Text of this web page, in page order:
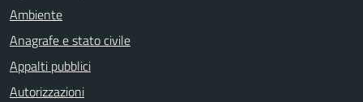
Ambiente
Anagrafe e stato civile
Appalti pubblici
Autorizzazioni